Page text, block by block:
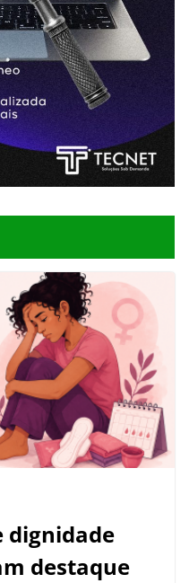
dignidade
destaque